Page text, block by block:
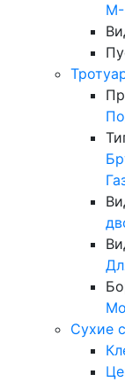
М-
Сухие